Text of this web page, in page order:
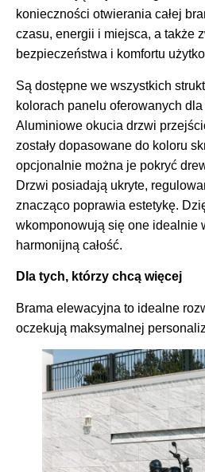
konieczności otwierania całej
czasu, energii i miejsca, a także
bezpieczeństwa i komfortu
Są dostępne we wszystkich
kolorach panelu oferowanych
Aluminiowe okucia drzwi
zostały dopasowane do koloru
opcjonalnie można je pokryć
Drzwi posiadają ukryte,
znacząco poprawia estetykę.
wkomponowują się one idealnie
harmonijną całość.
Dla tych, którzy chcą więcej
Brama elewacyjna to idealne
oczekują maksymalnej